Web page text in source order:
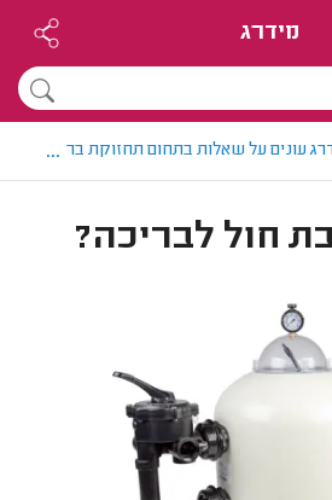
מידרג
עונים על שאלות בתחום תחזוקת בריכה
...
חול לבריכה?